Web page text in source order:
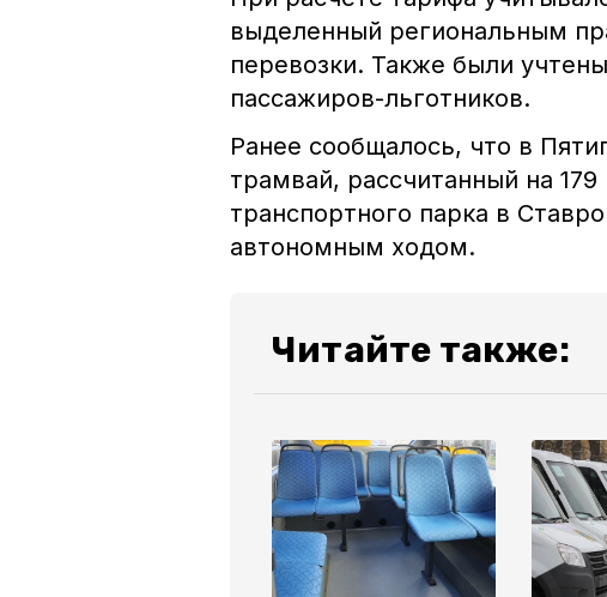
выделенный региональным
перевозки. Также были
пассажиров-льготников.
Ранее сообщалось, что в
трамвай, рассчитанный на
транспортного парка в
автономным ходом.
Читайте также: